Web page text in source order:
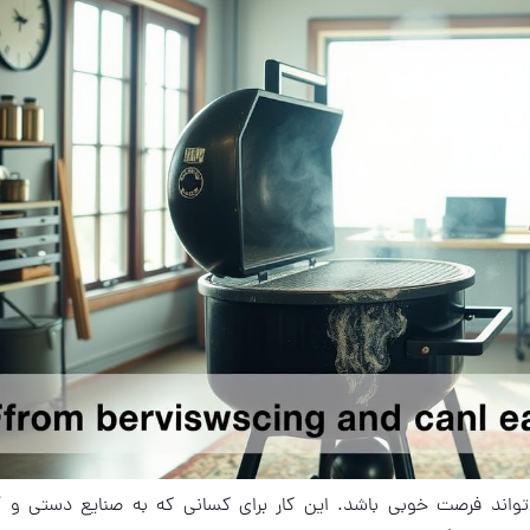
فرصت خوبی باشد. این کار برای کسانی که به صنایع دستی و